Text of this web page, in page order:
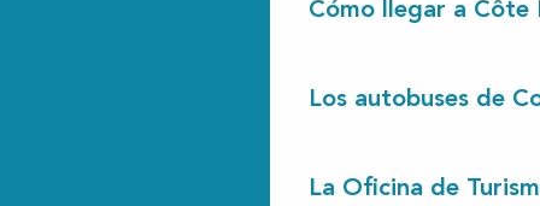
Cómo llegar a Côte
Los autobuses de
La Oficina de